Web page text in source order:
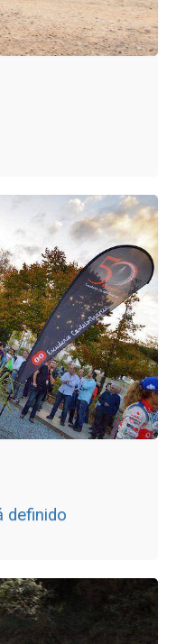
definido